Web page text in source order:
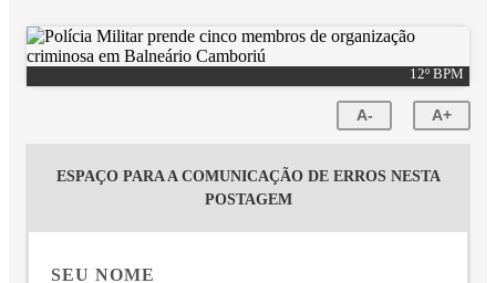
12º BPM
A- A+
ESPAÇO PARA A COMUNICAÇÃO DE ERROS NESTA
POSTAGEM
SEU NOME